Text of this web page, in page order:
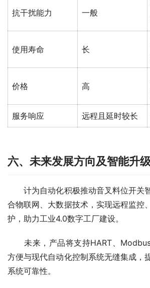
抗干扰能力 一般
使用寿命 长
价格 高
服务响应 远程且延时较长
六、未来发展方向及智能升
计为自动化积极推动音叉料位开关
合物联网、大数据技术，实现远程监控
护，助力工业4.0数字工厂建设。
未来，产品将支持HART、Modbus
方便与现代自动化控制系统无缝集成，
系统可靠性。